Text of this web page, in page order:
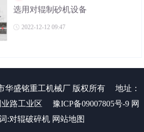
选用对辊制砂机设备
2022-12-12 09:47
华盛铭重工机械厂 版权所有
地址：
路工业区
豫ICP备09007805号-9 网
:对辊破碎机 网站地图